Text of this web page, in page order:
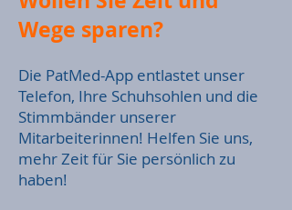
Wege sparen?
Die PatMed-App entlastet unser
Telefon, Ihre Schuhsohlen und die
Stimmbänder unserer
Mitarbeiterinnen! Helfen Sie uns,
mehr Zeit für Sie persönlich zu
haben!